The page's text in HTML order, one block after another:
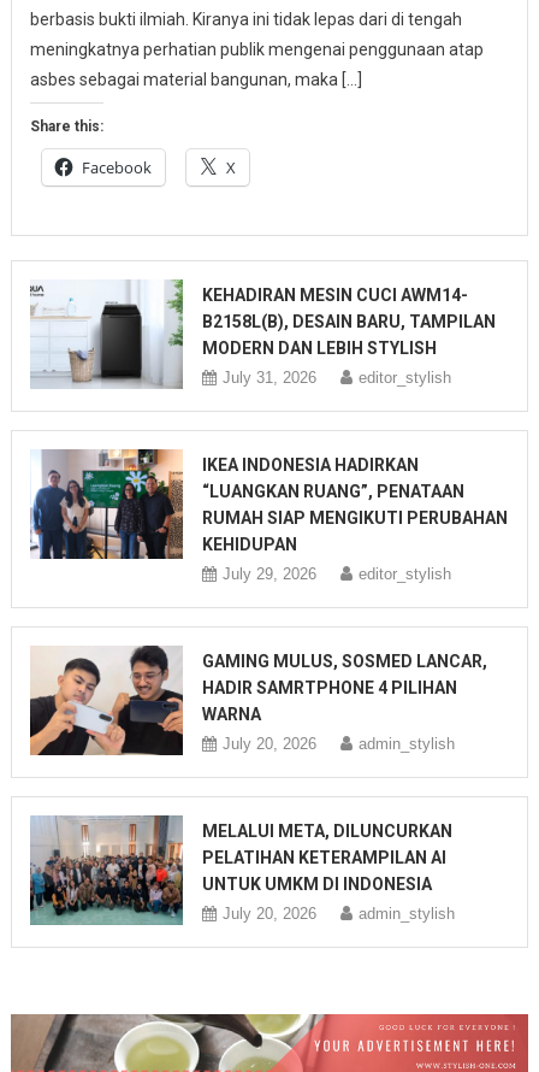
berbasis bukti ilmiah. Kiranya ini tidak lepas dari di tengah
meningkatnya perhatian publik mengenai penggunaan atap
asbes sebagai material bangunan, maka […]
Share this:
Facebook X
KEHADIRAN MESIN CUCI AWM14-
B2158L(B), DESAIN BARU, TAMPILAN
MODERN DAN LEBIH STYLISH
July 31, 2026 editor_stylish
IKEA INDONESIA HADIRKAN
“LUANGKAN RUANG”, PENATAAN
RUMAH SIAP MENGIKUTI PERUBAHAN
KEHIDUPAN
July 29, 2026 editor_stylish
GAMING MULUS, SOSMED LANCAR,
HADIR SAMRTPHONE 4 PILIHAN
WARNA
July 20, 2026 admin_stylish
MELALUI META, DILUNCURKAN
PELATIHAN KETERAMPILAN AI
UNTUK UMKM DI INDONESIA
July 20, 2026 admin_stylish